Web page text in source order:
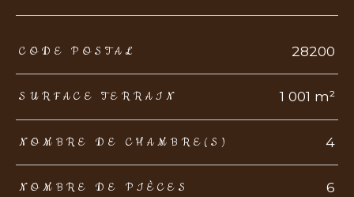
TRAD_ZEPHYR_Caracteristique TRAD_ZEPHYR_Valeurs
CODE POSTAL 28200
SURFACE TERRAIN 1 001 m²
NOMBRE DE CHAMBRE(S) 4
NOMBRE DE PIÈCES 6